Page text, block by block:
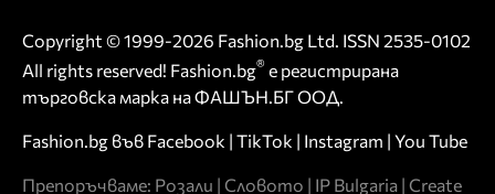
Copyright © 1999-2026 Fashion.bg Ltd. ISSN 2535-0102
All rights reserved! Fashion.bg® е регистрирана
търговска марка на ФАШЪН.БГ ООД.
Fashion.bg във Facebook | TikTok | Instagram | You Tube
Препоръчваме: Розали | Словото | IP Bulgaria | Create